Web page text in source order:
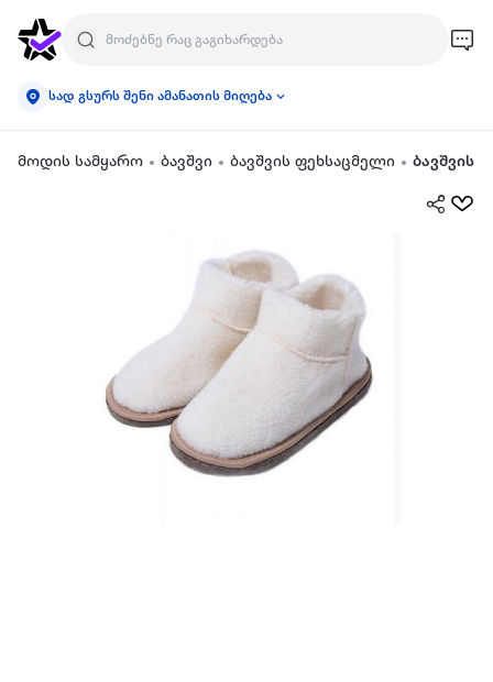
სად გსურს შენი ამანათის მიღება
მოდის სამყარო ბავშვი ბავშვის ფეხსაცმელი ბავშვის